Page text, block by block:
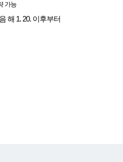
가능
해 1. 20. 이후부터